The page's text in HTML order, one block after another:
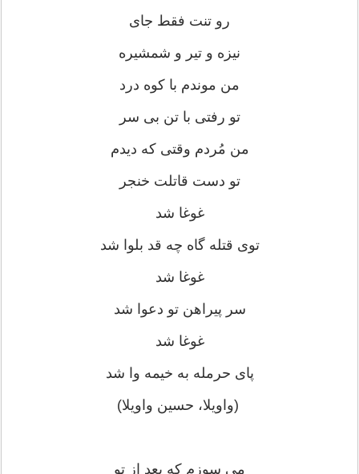
رو تنت فقط جای
نیزه و تیر و شمشیره
من موندم با کوه درد
تو رفتی با تن بی سر
من مُردم وقتی که دیدم
تو دست قاتلت خنجر
غوغا شد
توی قتله گاه چه قد بلوا شد
غوغا شد
سر پیراهن تو دعوا شد
غوغا شد
پای حرمله به خیمه وا شد
(واویلا، حسین واویلا)
می سوزم که بعد از تو